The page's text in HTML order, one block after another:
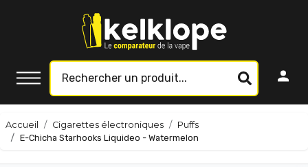
Accueil Cigarettes électroniques
Puffs
E-Chicha Starhooks Liquideo - Watermelon